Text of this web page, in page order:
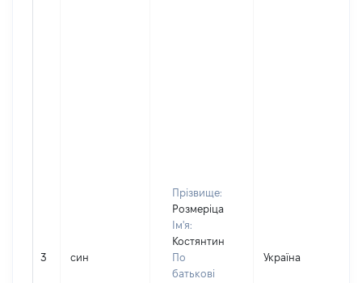
3 син
Прізвище:
Розмеріца
Ім'я:
Костянтин
По
батькові
Україна